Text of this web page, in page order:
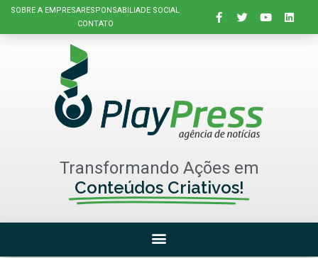
SOBRE A EMPRESARESPONSABILIADE SOCIAL
CONTATO
Transformando Ações em
Conteúdos Criativos!